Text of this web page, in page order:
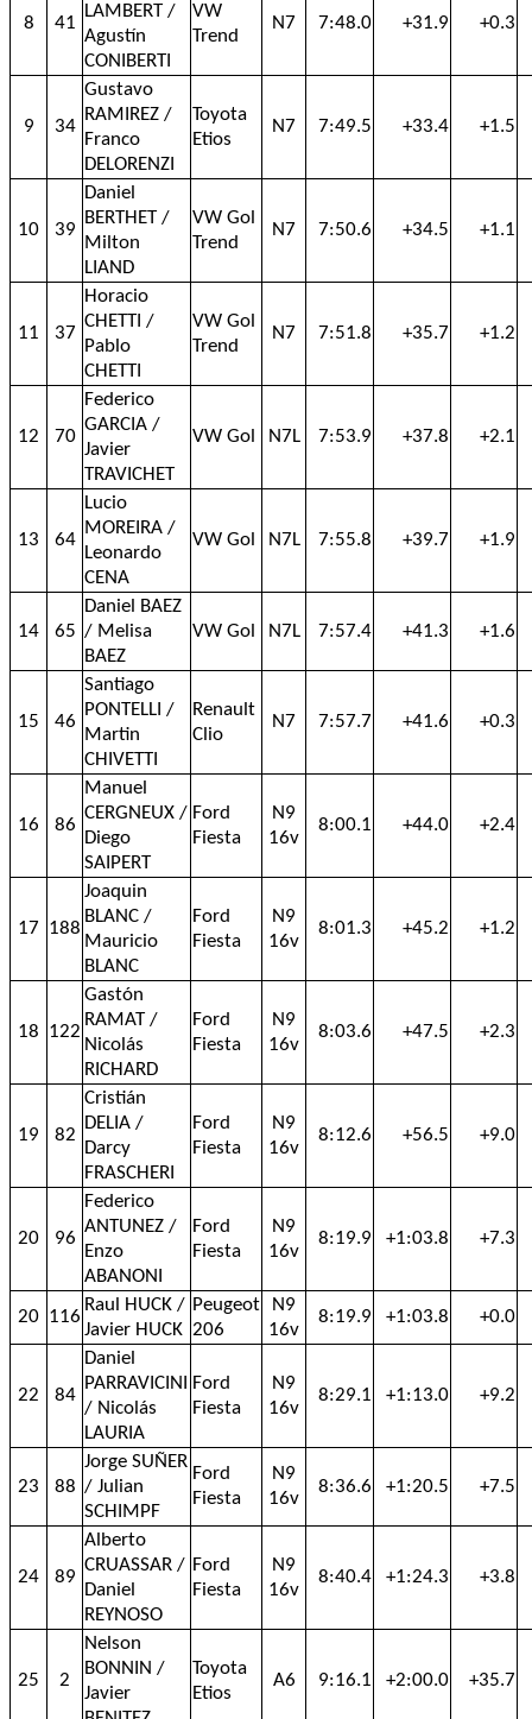
8 41
LAMBERT /
Agustín
CONIBERTI
VW
Trend
N7 7:48.0 +31.9 +0.3
9 34
Gustavo
RAMIREZ /
Franco
DELORENZI
Toyota
Etios
N7 7:49.5 +33.4 +1.5
10 39
Daniel
BERTHET /
Milton
LIAND
VW Gol
Trend
N7 7:50.6 +34.5 +1.1
11 37
Horacio
CHETTI /
Pablo
CHETTI
VW Gol
Trend
N7 7:51.8 +35.7 +1.2
12 70
Federico
GARCIA /
Javier
TRAVICHET
VW Gol N7L 7:53.9 +37.8 +2.1
13 64
Lucio
MOREIRA /
Leonardo
CENA
VW Gol N7L 7:55.8 +39.7 +1.9
14 65
Daniel BAEZ
/ Melisa
BAEZ
VW Gol N7L 7:57.4 +41.3 +1.6
15 46
Santiago
PONTELLI /
Martin
CHIVETTI
Renault
Clio
N7 7:57.7 +41.6 +0.3
16 86
Manuel
CERGNEUX /
Diego
SAIPERT
Ford
Fiesta
N9
16v
8:00.1 +44.0 +2.4
17 188
Joaquin
BLANC /
Mauricio
BLANC
Ford
Fiesta
N9
16v
8:01.3 +45.2 +1.2
18 122
Gastón
RAMAT /
Nicolás
RICHARD
Ford
Fiesta
N9
16v
8:03.6 +47.5 +2.3
19 82
Cristián
DELIA /
Darcy
FRASCHERI
Ford
Fiesta
N9
16v
8:12.6 +56.5 +9.0
20 96
Federico
ANTUNEZ /
Enzo
ABANONI
Ford
Fiesta
N9
16v
8:19.9 +1:03.8 +7.3
20 116
Raul HUCK /
Javier HUCK
Peugeot
206
N9
16v
8:19.9 +1:03.8 +0.0
22 84
Daniel
PARRAVICINI
/ Nicolás
LAURIA
Ford
Fiesta
N9
16v
8:29.1 +1:13.0 +9.2
23 88
Jorge SUÑER
/ Julian
SCHIMPF
Ford
Fiesta
N9
16v
8:36.6 +1:20.5 +7.5
24 89
Alberto
CRUASSAR /
Daniel
REYNOSO
Ford
Fiesta
N9
16v
8:40.4 +1:24.3 +3.8
25 2
Nelson
BONNIN /
Javier
Toyota
Etios
A6 9:16.1 +2:00.0 +35.7